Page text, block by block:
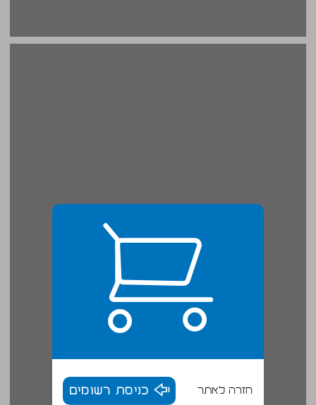
חזרה לאתר כניסת רשומים